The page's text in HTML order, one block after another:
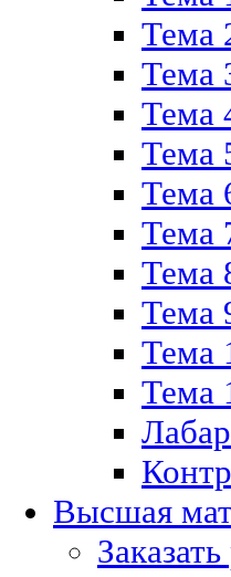
Тема
Тема
Тема
Тема
Тема
Тема
Тема
Тема
Тема
Тема
Высшая